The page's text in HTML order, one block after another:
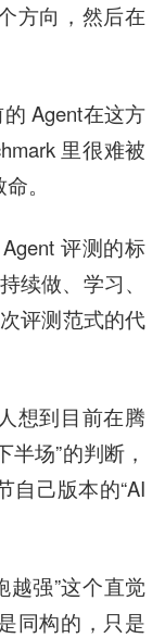
方向，然后在
Agent在这方
里很难被
。
评测的标
续做、学习、
评测范式的代
想到目前在腾
场”的判断，
自己版本的“AI
越强”这个直觉
同构的，只是